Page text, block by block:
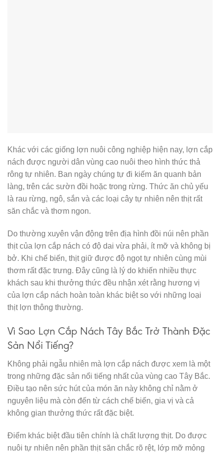
Khác với các giống lợn nuôi công nghiệp hiện nay, lợn cắp
nách được người dân vùng cao nuôi theo hình thức thả
rông tự nhiên. Ban ngày chúng tự đi kiếm ăn quanh bản
làng, trên các sườn đồi hoặc trong rừng. Thức ăn chủ yếu
là rau rừng, ngô, sắn và các loại cây tự nhiên nên thịt rất
săn chắc và thơm ngon.
Do thường xuyên vận động trên địa hình đồi núi nên phần
thịt của lợn cắp nách có độ dai vừa phải, ít mỡ và không bị
bở. Khi chế biến, thịt giữ được độ ngọt tự nhiên cùng mùi
thơm rất đặc trưng. Đây cũng là lý do khiến nhiều thực
khách sau khi thưởng thức đều nhận xét rằng hương vị
của lợn cắp nách hoàn toàn khác biệt so với những loại
thịt lợn thông thường.
Vì Sao Lợn Cắp Nách Tây Bắc Trở Thành Đặc
Sản Nổi Tiếng?
Không phải ngẫu nhiên mà lợn cắp nách được xem là một
trong những đặc sản nổi tiếng nhất của vùng cao Tây Bắc.
Điều tạo nên sức hút của món ăn này không chỉ nằm ở
nguyên liệu mà còn đến từ cách chế biến, gia vị và cả
không gian thưởng thức rất đặc biệt.
Điểm khác biệt đầu tiên chính là chất lượng thịt. Do được
nuôi tự nhiên nên phần thịt săn chắc rõ rệt, lớp mỡ mỏng